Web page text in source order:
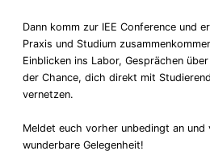
Dann komm zur IEE Conference und
Praxis und Studium
Einblicken ins Labor, Gesprächen
der Chance, dich direkt mit
vernetzen.
Meldet euch vorher unbedingt an
wunderbare Gelegenheit!